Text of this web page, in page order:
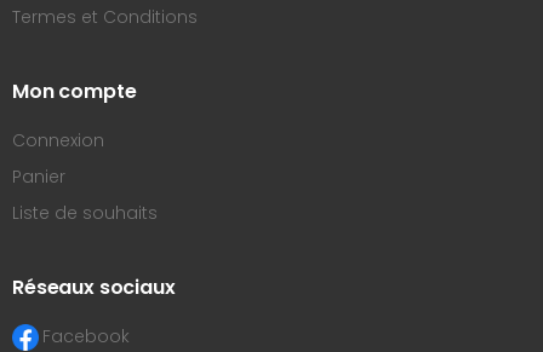
Termes et Conditions
Mon compte
Connexion
Panier
Liste de souhaits
Réseaux sociaux
Facebook